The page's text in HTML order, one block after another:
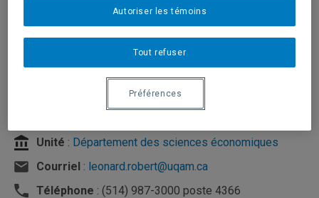
Unité : Département des sciences économiques
Courriel : leonard.robert@uqam.ca
Téléphone : (514) 987-3000 poste 4366
Tout refuser
Autoriser les témoins
Préférences